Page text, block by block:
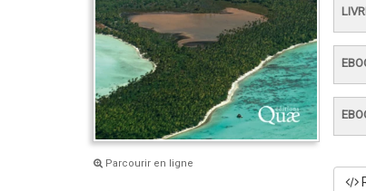
Parcourir en ligne